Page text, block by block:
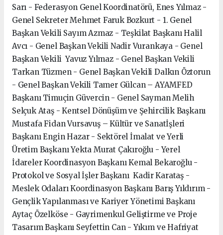
Sarı - Federasyon Genel Koordinatörü, Enes Yılmaz -
Genel Sekreter Mehmet Faruk Bozkurt - 1. Genel
Başkan Vekili Sayım Azmaz - Teşkilat Başkanı Halil
Avcı - Genel Başkan Vekili Nadir Vurankaya - Genel
Başkan Vekili Yavuz Yılmaz - Genel Başkan Vekili
Tarkan Tüzmen - Genel Başkan Vekili Dalkın Öztorun
- Genel Başkan Vekili Tamer Gülcan – AYAMFED
Başkanı Timuçin Güvercin - Genel Sayman Melih
Selçuk Ataş - Kentsel Dönüşüm ve Şehircilik Başkanı
Mustafa Fidan Vursavuş – Kültür ve Sanatİşleri
Başkanı Engin Hazar - Sektörel İmalat ve Yerli
Üretim Başkanı Yekta Murat Çakıroğlu - Yerel
İdareler Koordinasyon Başkanı Kemal Bekaroğlu -
Protokol ve Sosyal İşler Başkanı Kadir Karataş -
Meslek Odaları Koordinasyon Başkanı Barış Yıldırım -
Gençlik Yapılanması ve Kariyer Yönetimi Başkanı
Aytaç Özelköse - Gayrimenkul Geliştirme ve Proje
Tasarım Başkanı Seyfettin Can - Yıkım ve Hafriyat